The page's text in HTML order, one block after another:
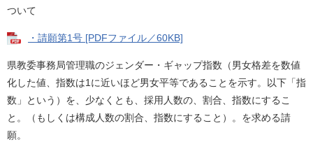
ついて
・請願第1号 [PDFファイル／60KB]
​県教委事務局管理職のジェンダー・ギャップ指数（男女格差を数値
化した値、指数は1に近いほど男女平等であることを示す。以下「指
数」という）を、少なくとも、採用人数の、割合、指数にするこ
と。（もしくは構成人数の割合、指数にすること）。を求める請
願。